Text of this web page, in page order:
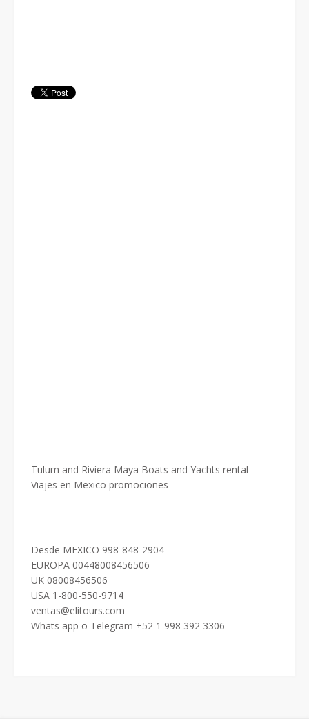
Tulum and Riviera Maya Boats and Yachts rental
Viajes en Mexico promociones
Desde MEXICO 998-848-2904
EUROPA 00448008456506
UK 08008456506
USA 1-800-550-9714
ventas@elitours.com
Whats app o Telegram +52 1 998 392 3306